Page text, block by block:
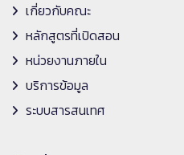
เกี่ยวกับคณะ
หลักสูตรที่เปิดสอน
หน่วยงานภายใน
บริการข้อมูล
ระบบสารสนเทศ